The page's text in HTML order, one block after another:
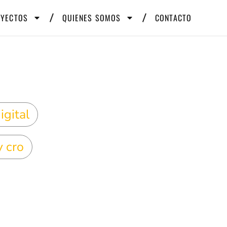
QUIENES SOMOS CONTACTO
cro